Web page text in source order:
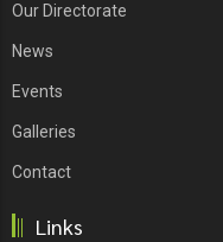
Our Directorate
News
Events
Galleries
Contact
Links